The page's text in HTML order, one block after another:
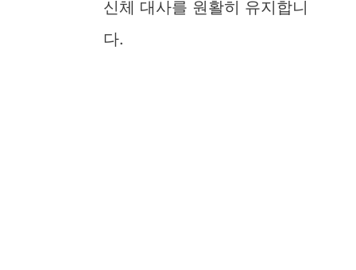
신체 대사를 원활히 유지합니
다.